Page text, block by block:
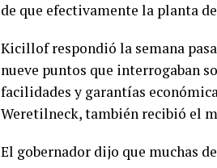
de que efectivamente la planta
Kicillof respondió la semana
nueve puntos que interrogaban
facilidades y garantías
Weretilneck, también recibió el
El gobernador dijo que muchas